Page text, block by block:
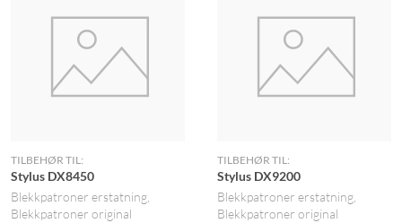
TILBEHØR TIL:
Stylus DX8450
Blekkpatroner erstatning
Blekkpatroner original
TILBEHØR TIL:
Stylus DX9200
Blekkpatroner erstatning
Blekkpatroner original